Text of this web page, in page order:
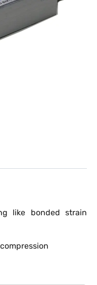
like bonded strain